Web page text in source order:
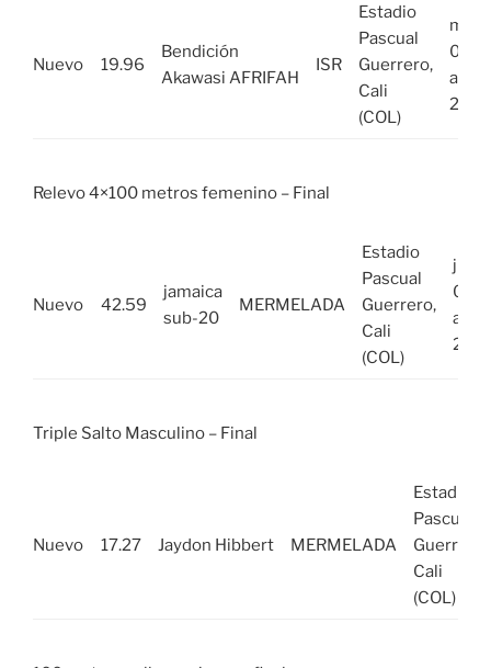
Nuevo 19.96
Bendición
Akawasi AFRIFAH
ISR
Estadio
Pascual
Guerrero,
Cali
(COL)
mié,
03
ago
2022
Relevo 4×100 metros femenino – Final
Nuevo 42.59
jamaica
sub-20
MERMELADA
Estadio
Pascual
Guerrero,
Cali
(COL)
jue.,
04
ago.
Triple Salto Masculino – Final
Nuevo 17.27 Jaydon Hibbert MERMELADA
Estadio
Pascual
Guerrero,
Cali
(COL)